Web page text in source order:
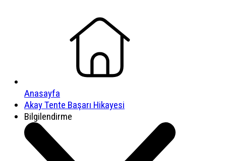
Anasayfa
Akay Tente Başarı Hikayesi
Bilgilendirme